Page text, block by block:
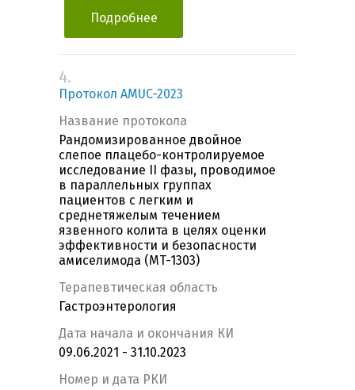
Подробнее
4.
Протокол AMUC-2023
Название протокола
Рандомизированное двойное
слепое плацебо-контролируемое
исследование II фазы, проводимое
в параллельных группах
пациентов с легким и
среднетяжелым течением
язвенного колита в целях оценки
эффективности и безопасности
амиселимода (MT-1303)
Терапевтическая область
Гастроэнтерология
Дата начала и окончания КИ
09.06.2021 - 31.10.2023
Номер и дата РКИ